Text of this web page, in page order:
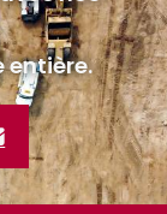
entière.